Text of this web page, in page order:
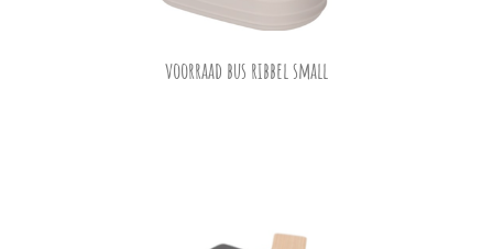
voorraad bus ribbel small